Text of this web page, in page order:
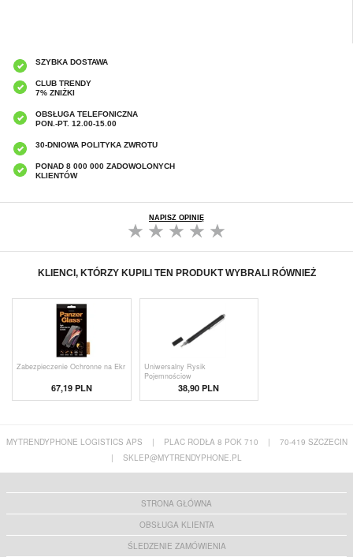
SZYBKA DOSTAWA
CLUB TRENDY
7% ZNIŻKI
OBSŁUGA TELEFONICZNA
PON.-PT. 12.00-15.00
30-DNIOWA POLITYKA ZWROTU
PONAD 8 000 000 ZADOWOLONYCH
KLIENTÓW
NAPISZ OPINIĘ
KLIENCI, KTÓRZY KUPILI TEN PRODUKT WYBRALI RÓWNIEŻ
Zabezpieczenie Ochronne na Ekr
67,19 PLN
Uniwersalny Rysik
Pojemnościow
38,90 PLN
MYTRENDYPHONE LOGISTICS APS | PLAC RODŁA 8 POK 710 |
70-419 SZCZECIN
|
SKLEP@MYTRENDYPHONE.PL
STRONA GŁÓWNA
OBSŁUGA KLIENTA
ŚLEDZENIE ZAMÓWIENIA